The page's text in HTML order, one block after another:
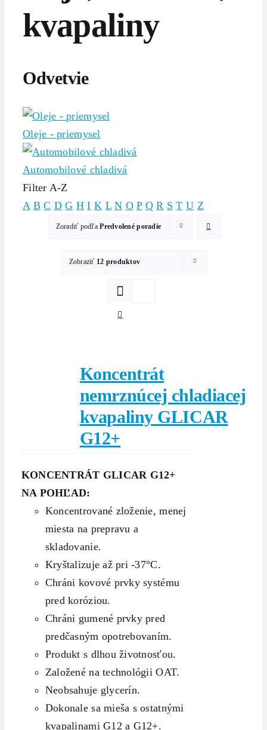
kvapaliny
Odvetvie
Oleje - priemysel
Automobilové chladivá
Filter A-Z
A B C D G H I K L N O P Q R S T U Z
Zoradiť podľaPredvolené poradie
Zobraziť 12 produktov
Koncentrát
nemrznúcej chladiacej
kvapaliny GLICAR
G12+
KONCENTRÁT GLICAR G12+
NA POHĽAD:
Koncentrované zloženie, menej
miesta na prepravu a
skladovanie.
Kryštalizuje až pri -37°C.
Chráni kovové prvky systému
pred koróziou.
Chráni gumené prvky pred
predčasným opotrebovaním.
Produkt s dlhou životnosťou.
Založené na technológii OAT.
Neobsahuje glycerín.
Dokonale sa mieša s ostatnými
kvapalinami G12 a G12+.